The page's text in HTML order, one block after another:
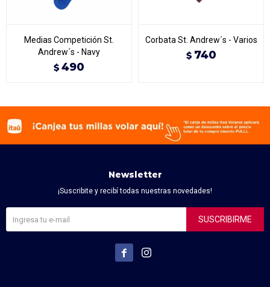
Medias Competición St.
Andrew´s - Navy
$ 490
Corbata St. Andrew´s - Varios
$ 740
Newsletter
¡Suscribite y recibí todas nuestras novedades!
SUSCRIBIRME
 